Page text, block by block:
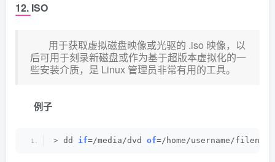
12. ISO
用于获取虚拟磁盘映像或光驱的 .iso 映像，以
后可用于刻录新磁盘或作为基于超版本虚拟化的一
些安装介质，是 Linux 管理员非常有用的工具。
例子
> dd if=/media/dvd of=/home/username/